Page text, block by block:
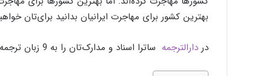
بهترین کشور برای مهاجرت ایرانیان بدانید برای‌تان
در دارالترجمه ساترا اسناد و مدارک‌تان را به 9 زبان ترجمه می‌کنیم.